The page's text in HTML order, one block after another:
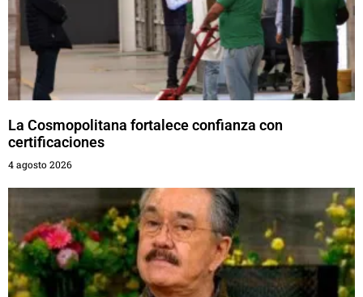
La Cosmopolitana fortalece confianza con
certificaciones
4 agosto 2026